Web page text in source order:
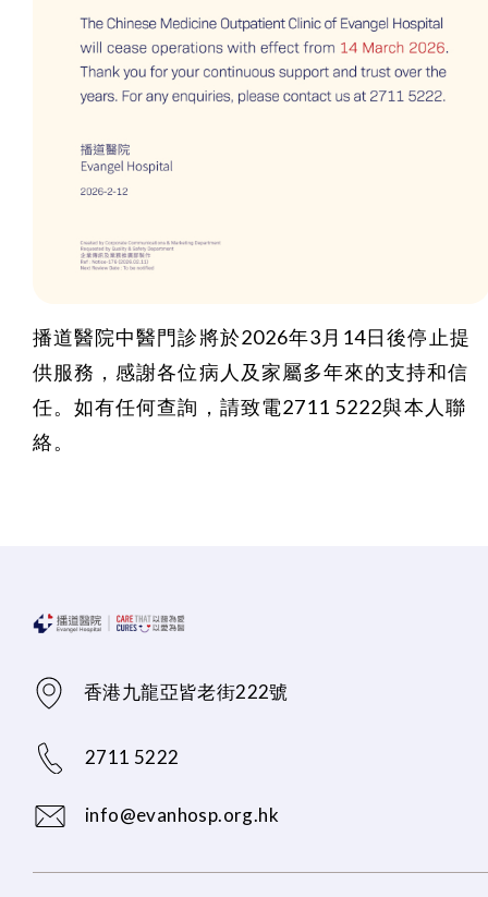
播道醫院中醫門診將於2026年3月14日後停止提
供服務，感謝各位病人及家屬多年來的支持和信
任。如有任何查詢，請致電2711 5222與本人聯
絡。
香港九龍亞皆老街222號
2711 5222
info@evanhosp.org.hk